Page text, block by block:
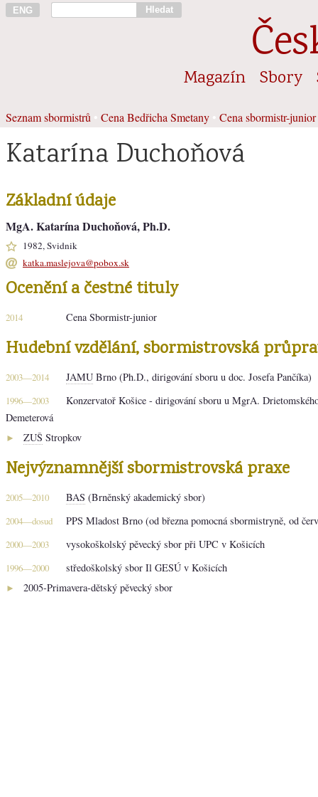
ENG Hledat
Magazín Sbory
Seznam sbormistrů Cena Bedřicha Smetany Cena sbormistr-junior
Katarína Duchoňová
Základní údaje
MgA. Katarína Duchoňová, Ph.D.
1982, Svidnik
katka.maslejova@pobox.sk
Ocenění a čestné tituly
2014 Cena Sbormistr-junior
Hudební vzdělání, sbormistrovská
2003—2014 JAMU Brno (Ph.D., dirigování sboru u doc. Josefa Pančíka)
1996—2003
Konzervatoř Košice - dirigování sboru u MgrA.
Demeterová
► ZUŠ Stropkov
Nejvýznamnější sbormistrovská praxe
2005—2010 BAS (Brněnský akademický sbor)
2004—dosud PPS Mladost Brno (od března pomocná sbormistryně, od
2000—2003 vysokoškolský pěvecký sbor při UPC v Košicích
1996—2000 středoškolský sbor Il GESÚ v Košicích
► 2005-Primavera-dětský pěvecký sbor